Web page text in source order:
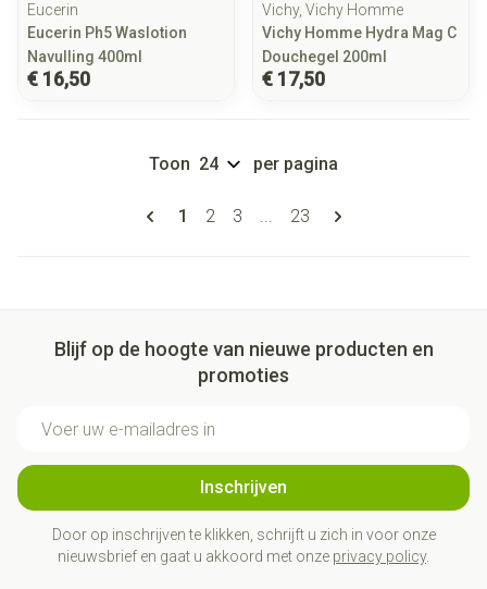
Eucerin
Eucerin Ph5 Waslotion
Navulling 400ml
€ 16,50
Vichy, Vichy Homme
Vichy Homme Hydra Mag C
Douchegel 200ml
€ 17,50
Pagina's
U lees momenteel pagina
1 Pagina
2 Pagina
3 ... Pagina
23
Toon per pagina
Blijf op de hoogte van nieuwe producten en
promoties
Inschrijven
Door op inschrijven te klikken, schrijft u zich in voor onze
nieuwsbrief en gaat u akkoord met onze privacy policy.